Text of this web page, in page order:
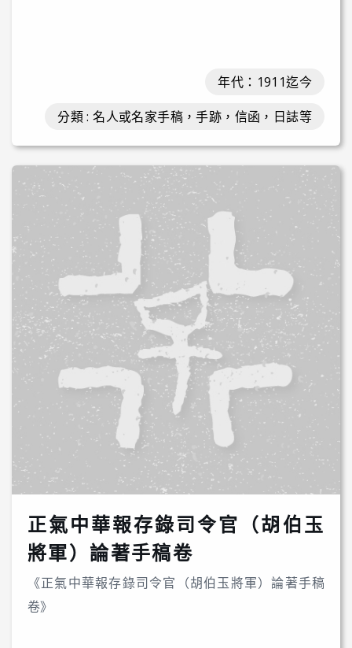
年代：1911迄今
分類 : 名人或名家手稿，手跡，信函，日誌等
正氣中華報存錄司令官（胡伯玉
將軍）論著手稿卷
《正氣中華報存錄司令官（胡伯玉將軍）論著手稿
卷》